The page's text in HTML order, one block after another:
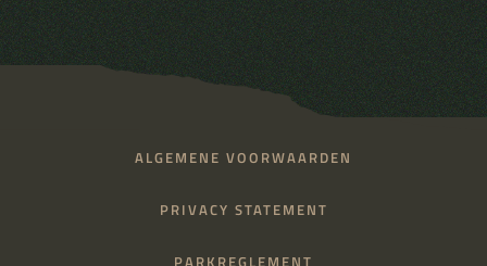
ALGEMENE VOORWAARDEN
PRIVACY STATEMENT